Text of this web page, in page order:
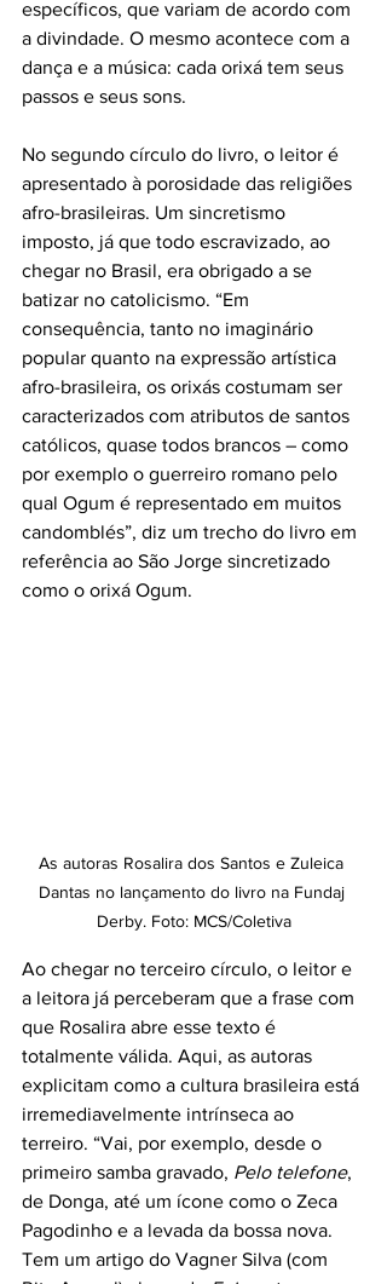
específicos, que variam de acordo com
a divindade. O mesmo acontece com a
dança e a música: cada orixá tem seus
passos e seus sons.
No segundo círculo do livro, o leitor é
apresentado à porosidade das religiões
afro-brasileiras. Um sincretismo
imposto, já que todo escravizado, ao
chegar no Brasil, era obrigado a se
batizar no catolicismo. “Em
consequência, tanto no imaginário
popular quanto na expressão artística
afro-brasileira, os orixás costumam ser
caracterizados com atributos de santos
católicos, quase todos brancos – como
por exemplo o guerreiro romano pelo
qual Ogum é representado em muitos
candomblés”, diz um trecho do livro em
referência ao São Jorge sincretizado
como o orixá Ogum.
As autoras Rosalira dos Santos e Zuleica
Dantas no lançamento do livro na Fundaj
Derby. Foto: MCS/Coletiva
Ao chegar no terceiro círculo, o leitor e
a leitora já perceberam que a frase com
que Rosalira abre esse texto é
totalmente válida. Aqui, as autoras
explicitam como a cultura brasileira está
irremediavelmente intrínseca ao
terreiro. “Vai, por exemplo, desde o
primeiro samba gravado, Pelo telefone,
de Donga, até um ícone como o Zeca
Pagodinho e a levada da bossa nova.
Tem um artigo do Vagner Silva (com